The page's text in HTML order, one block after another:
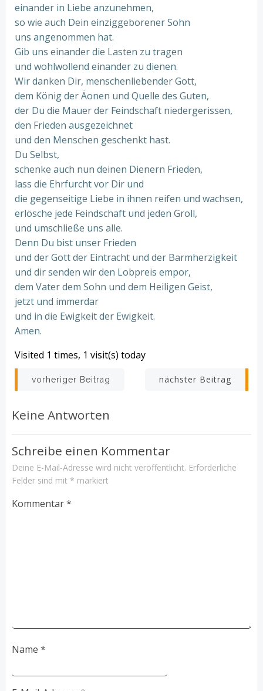
einander in Liebe anzunehmen,
so wie auch Dein einziggeborener Sohn
uns angenommen hat.
Gib uns einander die Lasten zu tragen
und wohlwollend einander zu dienen.
Wir danken Dir, menschenliebender Gott,
dem König der Äonen und Quelle des Guten,
der Du die Mauer der Feindschaft niedergerissen,
den Frieden ausgezeichnet
und den Menschen geschenkt hast.
Du Selbst,
schenke auch nun deinen Dienern Frieden,
lass die Ehrfurcht vor Dir und
die gegenseitige Liebe in ihnen reifen und wachsen,
erlösche jede Feindschaft und jeden Groll,
und umschließe uns alle.
Denn Du bist unser Frieden
und der Gott der Eintracht und der Barmherzigkeit
und dir senden wir den Lobpreis empor,
dem Vater dem Sohn und dem Heiligen Geist,
jetzt und immerdar
und in die Ewigkeit der Ewigkeit.
Amen.
Visited 1 times, 1 visit(s) today
Beitrags-
Navigation
vorheriger Beitrag
Beitrags-
nächster Beitrag
Keine Antworten
Schreibe einen Kommentar
Deine E-Mail-Adresse wird nicht veröffentlicht. Erforderliche
Felder sind mit * markiert
Kommentar*
Name *